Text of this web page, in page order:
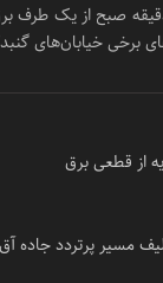
امروز ساعت ۹:۴۵
برخی خیابان‌های
از قطعی برق
مسیر پرتردد جاده